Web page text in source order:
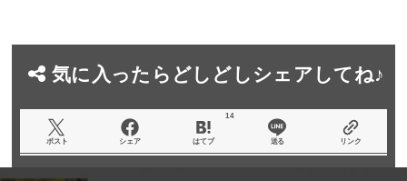
気に入ったらどしどしシェアしてね♪
ポスト シェア はてブ
14
送る リンク